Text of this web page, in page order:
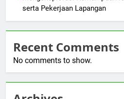
serta Pekerjaan Lapangan
Recent Comments
No comments to show.